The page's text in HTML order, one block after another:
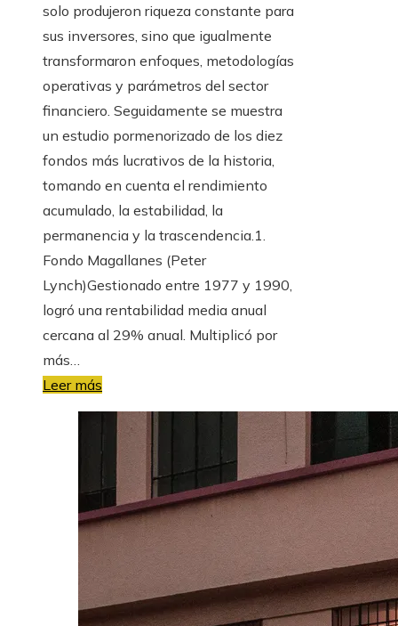
solo produjeron riqueza constante para
sus inversores, sino que igualmente
transformaron enfoques, metodologías
operativas y parámetros del sector
financiero. Seguidamente se muestra
un estudio pormenorizado de los diez
fondos más lucrativos de la historia,
tomando en cuenta el rendimiento
acumulado, la estabilidad, la
permanencia y la trascendencia.1.
Fondo Magallanes (Peter
Lynch)Gestionado entre 1977 y 1990,
logró una rentabilidad media anual
cercana al 29% anual. Multiplicó por
más…
Leer más